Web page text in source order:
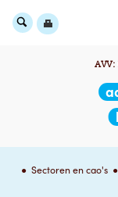
AVV:
Sectoren en cao's